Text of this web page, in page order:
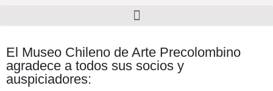
El Museo Chileno de Arte Precolombino
agradece a todos sus socios y
auspiciadores: